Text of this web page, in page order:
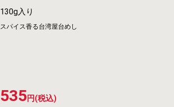
130g入り
スパイス香る台湾屋台めし
535円(税込)